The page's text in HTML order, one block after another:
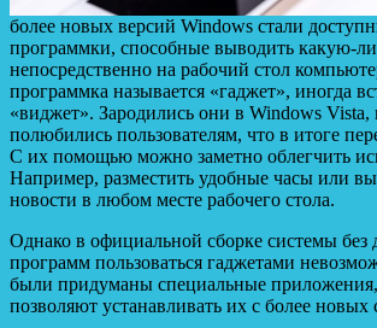
более новых версий Windows стали
программки, способные выводить какую-
непосредственно на рабочий стол
программка называется «гаджет», иногда
«виджет». Зародились они в Windows Vista,
полюбились пользователям, что в итоге
С их помощью можно заметно облегчить
Например, разместить удобные часы или
новости в любом месте рабочего стола.
Однако в официальной сборке системы без
программ пользоваться гаджетами
были придуманы специальные
позволяют устанавливать их с более новых